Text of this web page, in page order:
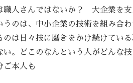
職人さんではないか？ 大企業を
のは、中小企業の技術を組み合
は日々技に磨きをかけ続けている
。どこのなんという人がどんな
ご本人も